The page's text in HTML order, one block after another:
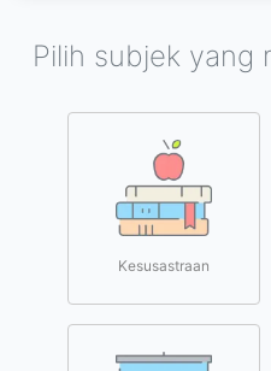
Pilih subjek yang
Kesusastraan